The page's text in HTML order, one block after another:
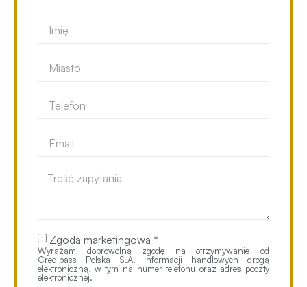
Zgoda marketingowa *
Wyrażam dobrowolną zgodę na otrzymywanie od
Credipass Polska S.A. informacji handlowych drogą
elektroniczną, w tym na numer telefonu oraz adres poczty
elektronicznej.